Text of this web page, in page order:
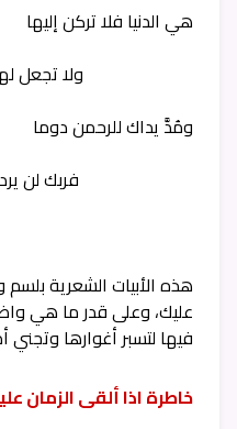
هي الدنيا فلا تركن إليها
ولا تجعل لها في
ومُدَّ يداك للرحمن دوما
فربك لن يرد
هذه الأبيات الشعرية
عليك، وعلى قدر ما هي
فيها لتسبر أغوارها وتجني
خاطرة اذا ألقى الزمان